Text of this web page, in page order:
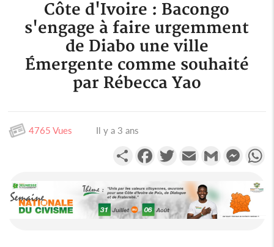
Côte d'Ivoire : Bacongo
s'engage à faire urgemment
de Diabo une ville
Émergente comme souhaité
par Rébecca Yao
4765 Vues Il y a 3 ans
PartagerFacebookTwitterEmail Gmail